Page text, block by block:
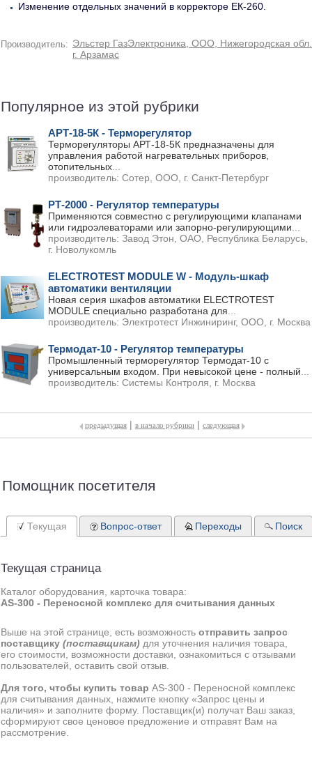
Изменение отдельных значений в корректоре ЕК-260.
Производитель: Эльстер ГазЭлектроника, ООО, Нижегородская
г. Арзамас
Популярное из этой рубрики
АРТ-18-5К - Терморегулятор
Терморегуляторы АРТ-18-5К предназначены для
управления работой нагревательных приборов,
отопительных
производитель: Сотер, ООО, г. Санкт-Петербург
РТ-2000 - Регулятор температуры
Применяются совместно с регулирующими клапанами
или гидроэлеваторами или запорно-регулирующими
производитель: Завод Этон, ОАО, Республика Беларусь,
г. Новолукомль
ELECTROTEST MODULE W - Модуль-шкаф
автоматики вентиляции
Новая серия шкафов автоматики ELECTROTEST
MODULE специально разработана для
производитель: Электротест Инжиниринг, ООО, г. Москва
Термодат-10 - Регулятор температуры
Промышленный терморегулятор Термодат-10 с
универсальным входом. При невысокой цене - полный
производитель: Системы Контроля, г. Москва
предыдущая | в начало рубрики | следующая
Помощник посетителя
Текущая
Текущая страница
Каталог оборудования, карточка товара:
AS-300 - Переносной комплекс для считывания данных
Выше на этой странице, есть возможность отправить запрос
поставщику (поставщикам) для уточнения наличия товара,
его стоимости, возможности доставки, ознакомиться с отзывами
пользователей, оставить свой отзыв.
Для того, чтобы купить товар AS-300 - Переносной комплекс
для считывания данных, нажмите кнопку «Запрос цены и
наличия» и заполните форму. Поставщик(и) получат Ваш заказ,
сформируют свое ценовое предложение и отправят Вам на
рассмотрение.
Вопрос-ответ Переходы Поиск